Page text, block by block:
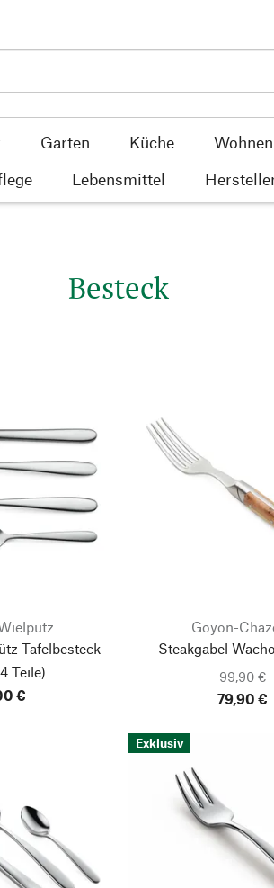
Garten Küche Wohnen
Lebensmittel
Besteck
Tafelbesteck
Teile)
€
Goyon-
Steakgabel
99,90 €
79,90 €
Exklusiv